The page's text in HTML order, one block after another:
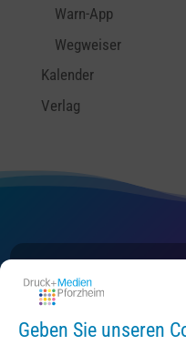
Geben Sie unseren
Warn-App
Wegweiser
Kalender
Verlag